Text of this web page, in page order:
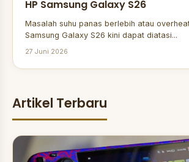
HP Samsung Galaxy S26
Masalah suhu panas berlebih atau
Samsung Galaxy S26 kini dapat diatasi...
27 Juni 2026
Artikel Terbaru